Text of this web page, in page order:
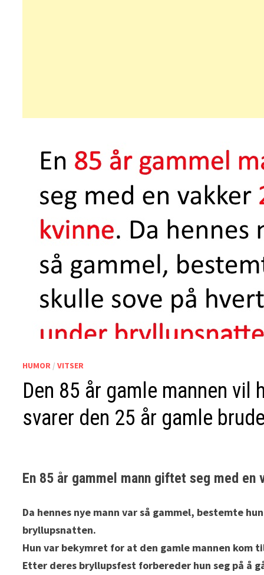
HUMOR /VITSER
Den 85 år gamle mannen
svarer den 25 år gamle
En 85 år gammel mann giftet seg med en
Da hennes nye mann var så gammel, bestemte
bryllupsnatten.
Hun var bekymret for at den gamle mannen kom
Etter deres bryllupsfest forbereder hun seg på å